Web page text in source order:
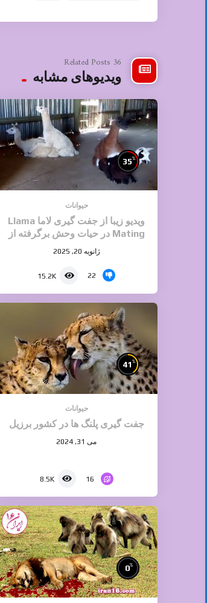
36 Related Posts
ویدیوهای مشابه
35%
حیوانات
ویدیو زیبا از جفت گیری لاما Llama
Mating در حیات وحش برگرفته از
دسته جفت گیری حیوانات سایت ایران
ژانویه 20, 2025
22
15.2K
41%
حیوانات
جفت گیری پلنگ ها در کشور برزیل
می 31, 2024
16
8.5K
0%